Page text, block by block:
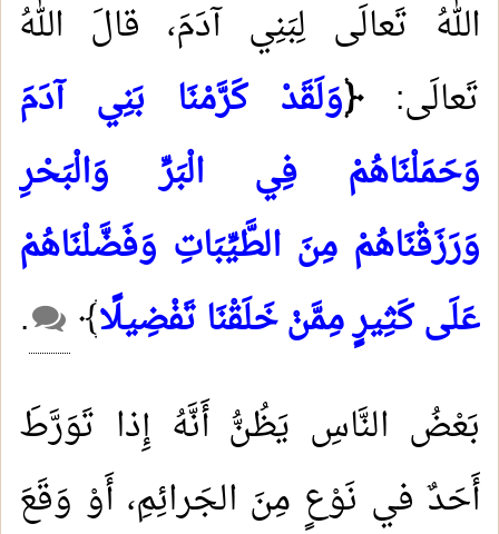
اللهُ تَعالَى لِبَنِي آدَمَ، قالَ اللهُ
تَعالَى:﴿وَلَقَدْ كَرَّمْنَا بَنِي آدَمَ
وَحَمَلْنَاهُمْ فِي الْبَرِّ وَالْبَحْرِ
وَرَزَقْنَاهُمْ مِنَ الطَّيِّبَاتِ وَفَضَّلْنَاهُمْ
عَلَى كَثِيرٍ مِمَّنْ خَلَقْنَا تَفْضِيلً﴾
.
بَعْضُ النَّاسِ يَظُنُّ أَنَّهُ إِذا تَوَرَّطَ
أَحَدٌ في نَوْعٍ مِنَ الجَرائِمِ، أَوْ وَقَعَ